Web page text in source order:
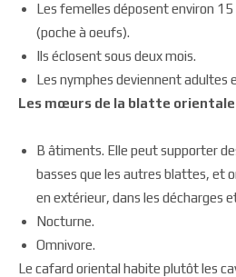
Les femelles déposent environ
(poche à oeufs).
Ils éclosent sous deux mois.
Les nymphes deviennent adultes
Les mœurs de la blatte orientale
B âtiments. Elle peut supporter
basses que les autres blattes, et
en extérieur, dans les décharges
Nocturne.
Omnivore.
Le cafard oriental habite plutôt les